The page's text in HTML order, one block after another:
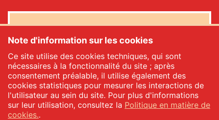
NEWSLETTER MENÙ
Oui, je souhaite recevoir la newsletter de Menù*
INSCRIVEZ-VOUS
Note d'information sur les cookies
Ce site utilise des cookies techniques, qui sont
nécessaires à la fonctionnalité du site ; après
consentement préalable, il utilise également des
cookies statistiques pour mesurer les interactions de
l'utilisateur au sein du site. Pour plus d'informations
sur leur utilisation, consultez la Politique en matière de
cookies..